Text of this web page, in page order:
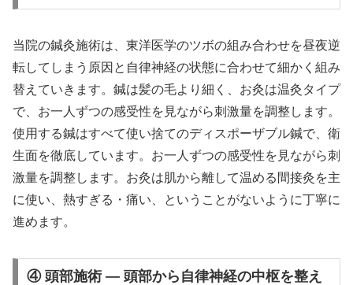
当院の鍼灸施術は、東洋医学のツボの組み合わせを昼夜逆
転してしまう原因と自律神経の状態に合わせて細かく組み
替えていきます。鍼は髪の毛より細く、お灸は温灸タイプ
で、お一人ずつの感受性を見ながら刺激量を調整します。
使用する鍼はすべて使い捨てのディスポーザブル鍼で、衛
生面を徹底しています。お一人ずつの感受性を見ながら刺
激量を調整します。お灸は肌から離して温める間接灸を主
に使い、熱すぎる・痛い、ということがないように丁寧に
進めます。
④ 頭部施術 — 頭部から自律神経の中枢を整え